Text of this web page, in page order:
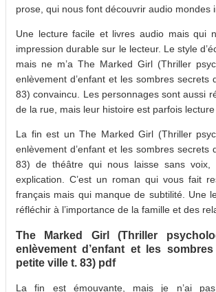
prose, qui nous font découvrir audio mondes
Une lecture facile et livres audio mais qui
impression durable sur le lecteur. Le style
mais ne m’a The Marked Girl (Thriller
enlèvement d’enfant et les sombres secrets
83) convaincu. Les personnages sont aussi
de la rue, mais leur histoire est parfois lecture
La fin est un The Marked Girl (Thriller
enlèvement d’enfant et les sombres secrets
83) de théâtre qui nous laisse sans voix,
explication. C’est un roman qui vous fait
français mais qui manque de subtilité. Une
réfléchir à l’importance de la famille et des
The Marked Girl (Thriller
enlèvement d’enfant et les
petite ville t. 83) pdf
La fin est émouvante, mais je n’ai